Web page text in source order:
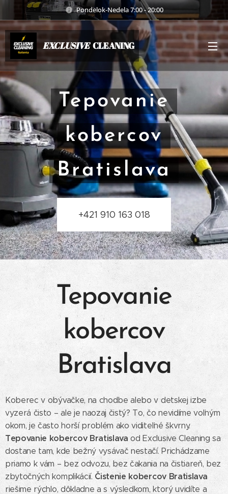
Pondelok-Nedela 7:00 - 20:00
EXCLUSIVE CLEANING
Tepovanie
kobercov
Bratislava
+421 910 163 018
Tepovanie
kobercov
Bratislava
Koberec v obývačke, na chodbe alebo v detskej izbe
vyzerá čisto – ale je naozaj čistý? To, čo nevidíme voľným
okom, je často horší problém ako viditeľné škvrny.
Tepovanie kobercov Bratislava od Exclusive Cleaning sa
dostane tam, kde bežný vysávač nestačí. Prichádzame
priamo k vám – bez odvozu, bez čakania na čistiareň, bez
zbytočných komplikácií. Čistenie kobercov Bratislava
riešime rýchlo, dôkladne a s výsledkom, ktorý uvidíte a